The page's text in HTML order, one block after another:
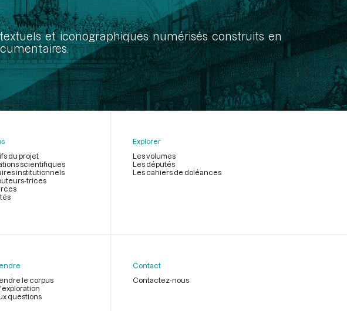
et iconographiques numérisés construits en
du projet
scientifiques
institutionnels
trices
Explorer
Les volumes
Les députés
Les cahiers de doléances
le corpus
questions
Contact
Contactez-nous